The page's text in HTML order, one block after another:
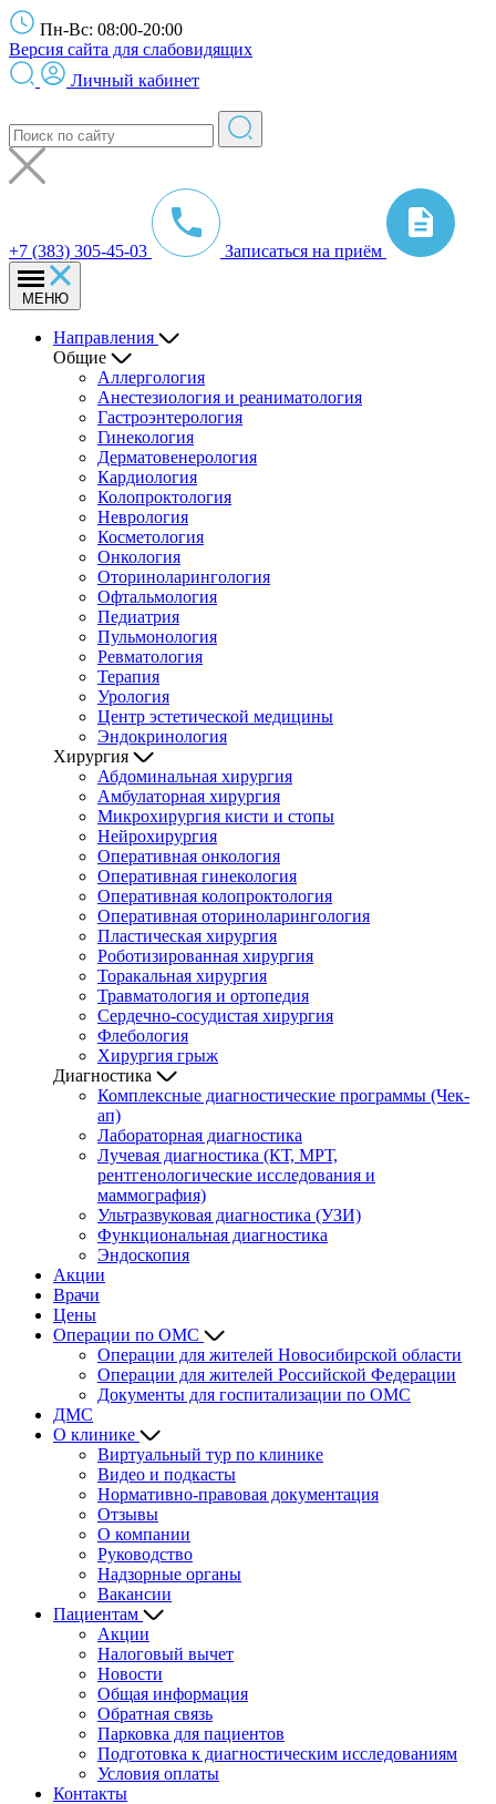
Пн-Вс: 08:00-20:00
Версия сайта для слабовидящих
Личный кабинет
+7 (383) 305-45-03 Записаться на приём
МЕНЮ
Направления
Общие
Аллергология
Анестезиология и реаниматология
Гастроэнтерология
Гинекология
Дерматовенерология
Кардиология
Колопроктология
Неврология
Косметология
Онкология
Оториноларингология
Офтальмология
Педиатрия
Пульмонология
Ревматология
Терапия
Урология
Центр эстетической медицины
Эндокринология
Хирургия
Абдоминальная хирургия
Амбулаторная хирургия
Микрохирургия кисти и стопы
Нейрохирургия
Оперативная онкология
Оперативная гинекология
Оперативная колопроктология
Оперативная оториноларингология
Пластическая хирургия
Роботизированная хирургия
Торакальная хирургия
Травматология и ортопедия
Сердечно-сосудистая хирургия
Флебология
Хирургия грыж
Диагностика
Комплексные диагностические программы (Чек-
ап)
Лабораторная диагностика
Лучевая диагностика (КТ, МРТ,
рентгенологические исследования и
маммография)
Ультразвуковая диагностика (УЗИ)
Функциональная диагностика
Эндоскопия
Акции
Врачи
Цены
Операции по ОМС
Операции для жителей Новосибирской области
Операции для жителей Российской Федерации
Документы для госпитализации по ОМС
ДМС
О клинике
Виртуальный тур по клинике
Видео и подкасты
Нормативно-правовая документация
Отзывы
О компании
Руководство
Надзорные органы
Вакансии
Пациентам
Акции
Налоговый вычет
Новости
Общая информация
Обратная связь
Парковка для пациентов
Подготовка к диагностическим исcледованиям
Условия оплаты
Контакты